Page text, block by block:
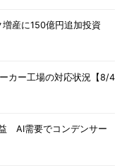
産に150億円追加投資
カー工場の対応状況【8/4
AI需要でコンデンサー